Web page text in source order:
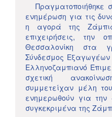
Πραγματοποιήθηκε
ενημέρωση για τις
η αγορά της
επιχειρήσεις, την
Θεσσαλονίκη στα
Σύνδεσμος Εξαγωγέων
Ελληνοζαμπιανό
σχετική
συμμετείχαν μέλη
ενημερωθούν για
συγκεκριμένα της